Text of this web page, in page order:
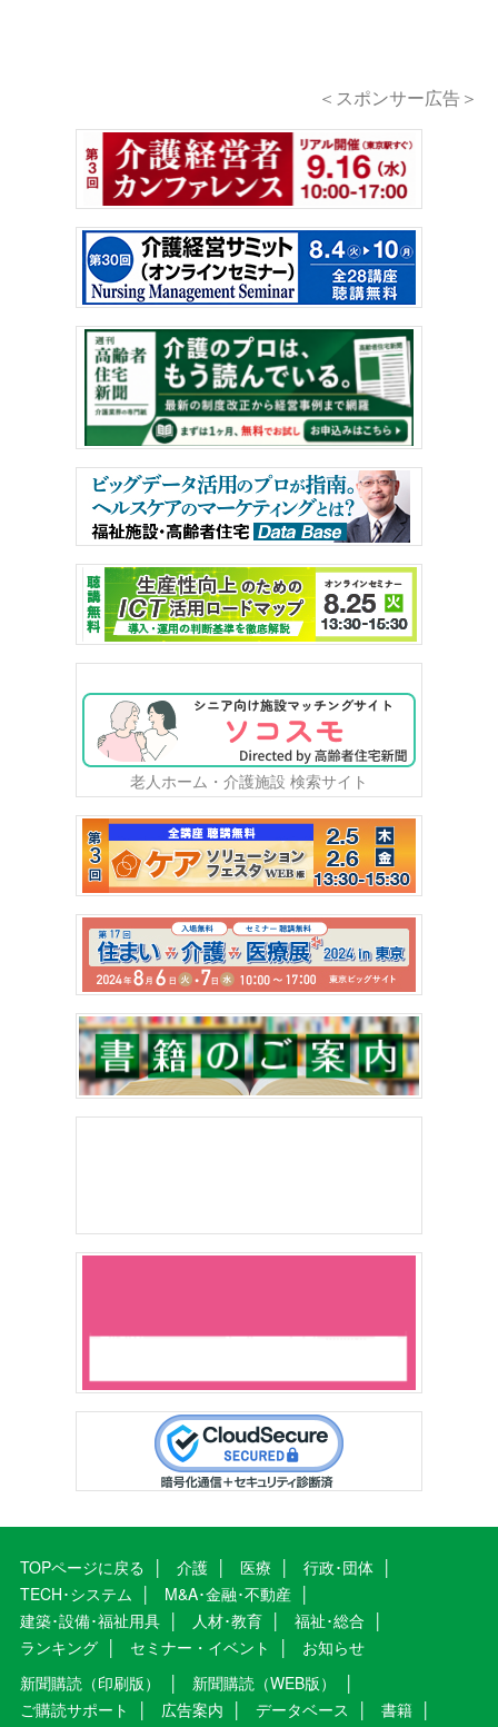
＜スポンサー広告＞
老人ホーム・介護施設 検索サイト
TOPページに戻る 介護 医療
行政･団体
TECH･システム
M&A･金融･不動産
建築･設備･福祉用具
人材･教育
福祉･総合
ランキング
セミナー・イベント
お知らせ
新聞購読（印刷版）
新聞購読（WEB版）
ご購読サポート
広告案内 データベース
書籍